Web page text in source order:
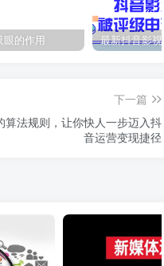
眼的作用
下一篇
法规则，​让你快人一步迈入抖
音运营变现捷径